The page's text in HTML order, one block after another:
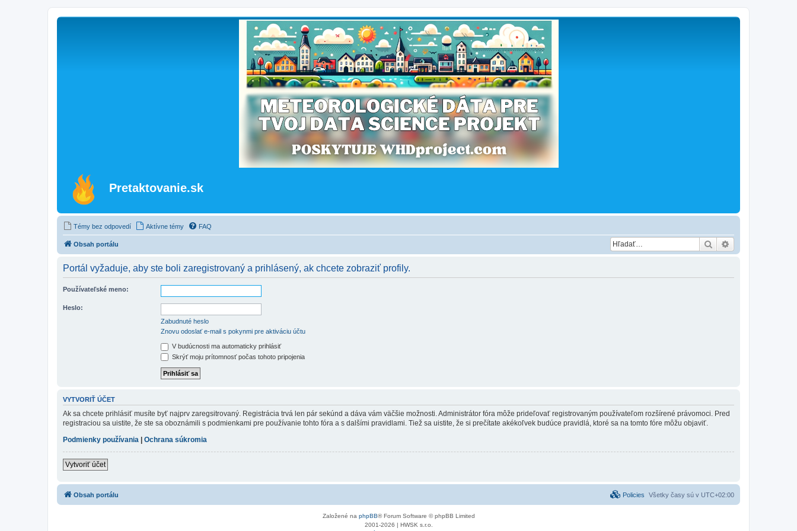
Pretaktovanie.sk
Témy bez odpovedí Aktívne témy FAQ
Obsah portálu Hľadať
Portál vyžaduje, aby ste boli zaregistrovaný a prihlásený, ak chcete zobraziť profily.
Používateľské meno:
Heslo:
Zabudnuté heslo
Znovu odoslať e-mail s pokynmi pre aktiváciu účtu
V budúcnosti ma automaticky prihlásiť
Skrýť moju prítomnosť počas tohoto pripojenia
VYTVORIŤ ÚČET
Ak sa chcete prihlásiť musíte byť najprv zaregsitrovaný. Registrácia trvá len pár sekúnd a dáva vám väčšie možnosti. Administrátor fóra môže prideľovať registrovaným používateľom rozšírené právomoci. Pred
registraciou sa uistite, že ste sa oboznámili s podmienkami pre používanie tohto fóra a s dalšími pravidlami. Tiež sa uistite, že si prečítate akékoľvek budúce pravidlá, ktoré sa na tomto fóre môžu objaviť.
Podmienky používania | Ochrana súkromia
Vytvoriť účet
Obsah portálu Všetky časy sú v UTC+02:00
Policies
Založené na phpBB® Forum Software © phpBB Limited
2001-2026 | HWSK s.r.o.